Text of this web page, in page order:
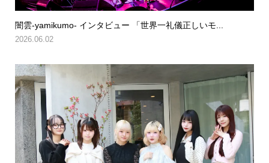
闇雲-yamikumo- インタビュー 「世界一礼儀正しいモ...
2026.06.02